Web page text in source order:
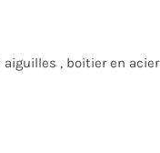
, boitier en acier